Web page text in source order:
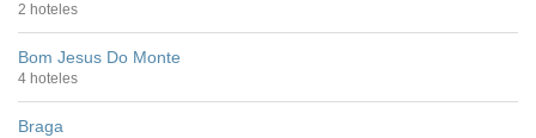
2 hoteles
Bom Jesus Do Monte
4 hoteles
Braga